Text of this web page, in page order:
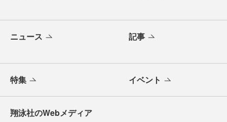
ニュース 記事
特集 イベント
翔泳社のWebメディア